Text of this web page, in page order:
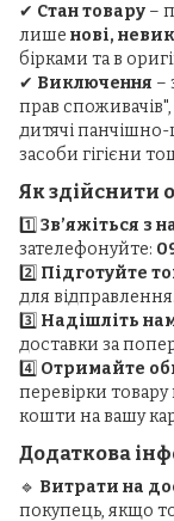
✔ Стан товару –
лише нові,
бірками та в
✔ Виключення –
прав
дитячі
засоби гігієни
Як здійснити
1️⃣ Зв’яжіться з
зателефонуйте:
2️⃣ Підготуйте
для відправлення.
3️⃣ Надішліть
доставки за
4️⃣ Отримайте
перевірки
кошти на вашу
Додаткова
🔹 Витрати на
покупець, якщо